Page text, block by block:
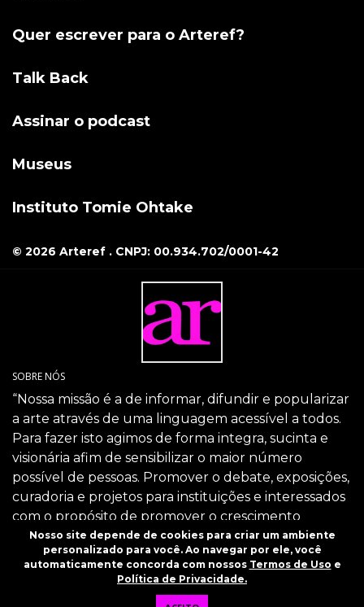
Quer escrever para o Arteref?
Talk Back
Assinar o podcast
Museus
Instituto Tomie Ohtake
© 2026 Arteref . CNPJ: 00.934.702/0001-42
SOBRE NÓS
“Nossa missão é a de informar, difundir e popularizar
a arte através de uma linguagem acessível a todos.
Para fazer isto agimos de forma integra, sucinta e
visionária afim de sensibilizar o maior número
possível de pessoas. Promover o debate, exposições,
curadoria e projetos para instituições e interessados
com o propósito de promover o crescimento
intelectual da sociedade através da arte.”
SIGA-NOS
Nosso site depende de cookies para criar um ambiente
personalizado para você. Ao navegar por ele, você
automaticamente concorda com nossos Termos de Uso e
Política de Privacidade.